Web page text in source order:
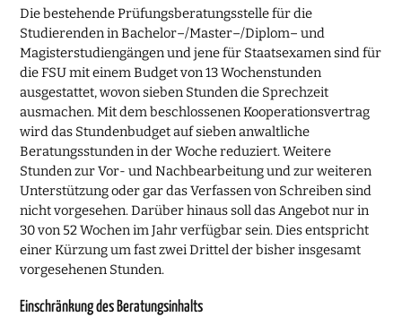
Die bestehende Prüfungsberatungsstelle für die
Studierenden in Bachelor–/Mas­ter–/Diplom– und
Magisterstudiengängen und jene für Staatsexamen sind für
die FSU mit einem Budget von 13 Wochenstunden
ausgestattet, wovon sieben Stunden die Sprechzeit
ausmachen. Mit dem beschlossenen Kooperationsvertrag
wird das Stundenbudget auf sieben anwaltliche
Beratungsstunden in der Woche reduziert. Weitere
Stunden zur Vor- und Nachbearbeitung und zur weiteren
Unterstützung oder gar das Verfassen von Schreiben sind
nicht vorgesehen. Darüber hinaus soll das Angebot nur in
30 von 52 Wochen im Jahr verfügbar sein. Dies entspricht
einer Kürzung um fast zwei Drittel der bisher insgesamt
vorgesehenen Stunden.
Einschränkung des Beratungsinhalts